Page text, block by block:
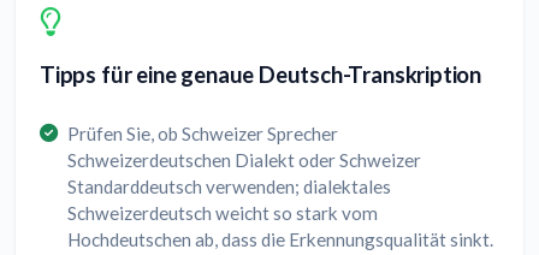
Tipps für eine genaue Deutsch-Transkription
Prüfen Sie, ob Schweizer Sprecher
Schweizerdeutschen Dialekt oder Schweizer
Standarddeutsch verwenden; dialektales
Schweizerdeutsch weicht so stark vom
Hochdeutschen ab, dass die Erkennungsqualität sinkt.